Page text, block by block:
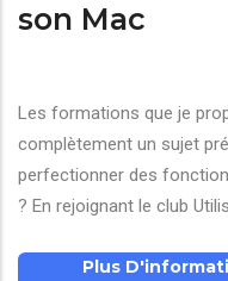
son Mac
Les formations que je
complètement un sujet
perfectionner des
? En rejoignant le club
Plus